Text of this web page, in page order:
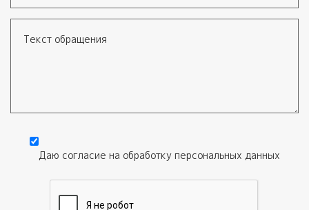
Даю согласие на обработку персональных данных